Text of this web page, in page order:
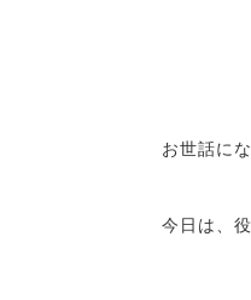
お世話に
今日は、